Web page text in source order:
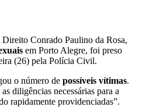
Conrado Paulino da Rosa,
em Porto Alegre, foi preso
(26) pela Polícia Civil.
o número de possíveis vítimas.
diligências necessárias para a
rapidamente providenciadas”.